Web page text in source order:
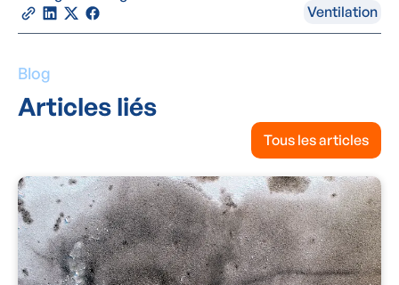
Ventilation
Blog
Articles liés
Tous les articles